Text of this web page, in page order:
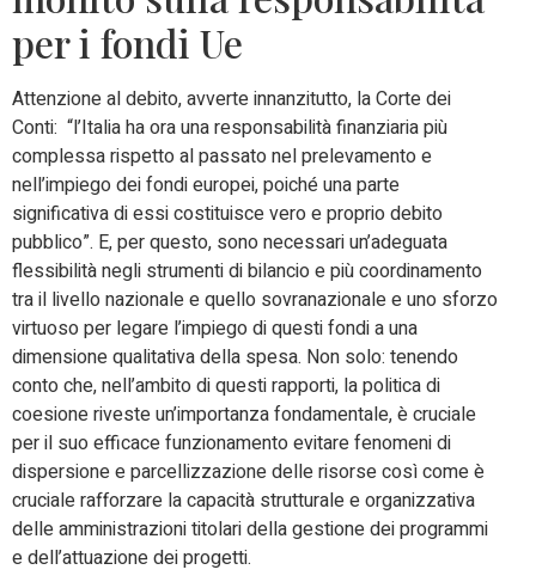
per i fondi Ue
Attenzione al debito, avverte innanzitutto, la Corte dei
Conti: “l’Italia ha ora una responsabilità finanziaria più
complessa rispetto al passato nel prelevamento e
nell’impiego dei fondi europei, poiché una parte
significativa di essi costituisce vero e proprio debito
pubblico”. E, per questo, sono necessari un’adeguata
flessibilità negli strumenti di bilancio e più coordinamento
tra il livello nazionale e quello sovranazionale e uno sforzo
virtuoso per legare l’impiego di questi fondi a una
dimensione qualitativa della spesa. Non solo: tenendo
conto che, nell’ambito di questi rapporti, la politica di
coesione riveste un’importanza fondamentale, è cruciale
per il suo efficace funzionamento evitare fenomeni di
dispersione e parcellizzazione delle risorse così come è
cruciale rafforzare la capacità strutturale e organizzativa
delle amministrazioni titolari della gestione dei programmi
e dell’attuazione dei progetti.